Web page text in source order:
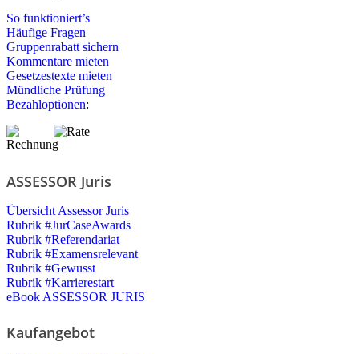
So funktioniert’s
Häufige Fragen
Gruppenrabatt sichern
Kommentare mieten
Gesetzestexte mieten
Mündliche Prüfung
Bezahloptionen:
ASSESSOR Juris
Übersicht Assessor Juris
Rubrik #JurCaseAwards
Rubrik #Referendariat
Rubrik #Examensrelevant
Rubrik #Gewusst
Rubrik #Karrierestart
eBook ASSESSOR JURIS
Kaufangebot